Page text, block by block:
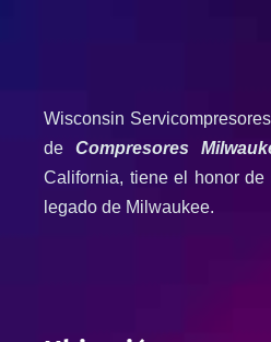
Wisconsin
de Compresores
California, tiene el honor de
legado de Milwaukee.